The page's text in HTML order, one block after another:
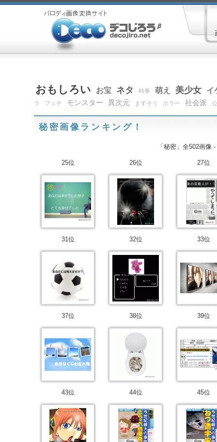
おもしろい お宝 ネタ 時事 萌え 美少女 イ
ラ フェチ モンスター 異次元 まずそう ホラー 社会派
秘密画像ランキング！
「秘密」全502画像 -
25位 26位 27位
31位 32位 33位
37位 38位 39位
43位 44位 45位